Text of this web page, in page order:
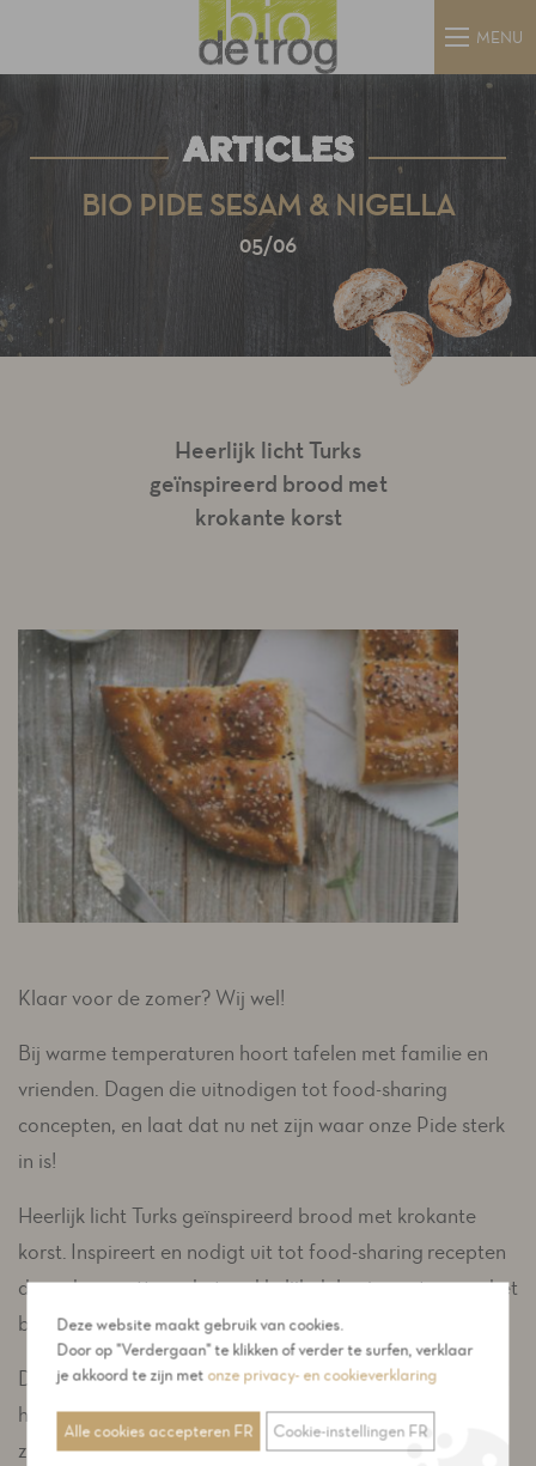
MENU
ARTICLES
BIO PIDE SESAM & NIGELLA
05/06
Heerlijk licht Turks
geïnspireerd brood met
krokante korst
Klaar voor de zomer? Wij wel!
Bij warme temperaturen hoort tafelen met familie en
vrienden. Dagen die uitnodigen tot food-sharing
concepten, en laat dat nu net zijn waar onze Pide sterk
in is!
Heerlijk licht Turks geïnspireerd brood met krokante
korst. Inspireert en nodigt uit tot food-sharing recepten
door de grootte en het makkelijk delen in parten van het
brood.
Deze pide is op stenen vloer gebakken, bevat olijfolie in
het deeg en heeft een karakteristieke aromatische
zuiderse smaak... Tast toe!
Deze website maakt gebruik van cookies.
Door op "Verdergaan" te klikken of verder te surfen, verklaar
je akkoord te zijn met onze privacy- en cookieverklaring
Alle cookies accepteren FR Cookie-instellingen FR